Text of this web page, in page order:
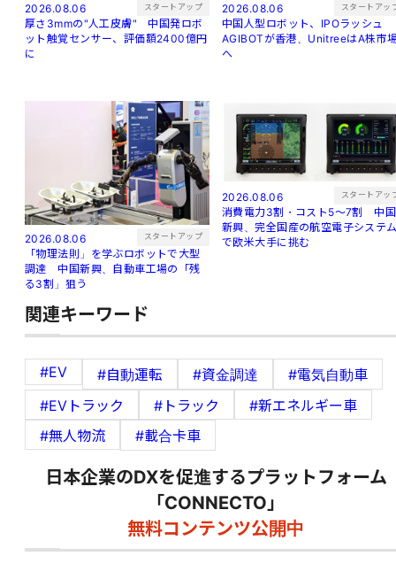
2026.08.06 スタートアップ
厚さ3mmの"人工皮膚" 中国発ロボ
ット触覚センサー、評価額2400億円
に
2026.08.06 スタートアッ
中国人型ロボット、IPOラッシュ
AGIBOTが香港、UnitreeはA株市
へ
2026.08.06 スタートアップ
「物理法則」を学ぶロボットで大型
調達 中国新興、自動車工場の「残
る3割」狙う
2026.08.06 スタートアッ
消費電力3割・コスト5〜7割 中国
新興、完全国産の航空電子システ
で欧米大手に挑む
関連キーワード
#EV #自動運転 #資金調達
#電気自動車
#EVトラック
#トラック
#新エネルギー車
#無人物流
#載合卡車
日本企業のDXを促進するプラットフォーム
「CONNECTO」
無料コンテンツ公開中